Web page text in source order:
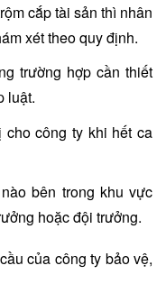
cắp tài sản thì nhân
xét theo quy định.
trường hợp cần thiết
luật.
công ty khi hết ca
bên trong khu vực
hoặc đội trưởng.
của công ty bảo vệ,